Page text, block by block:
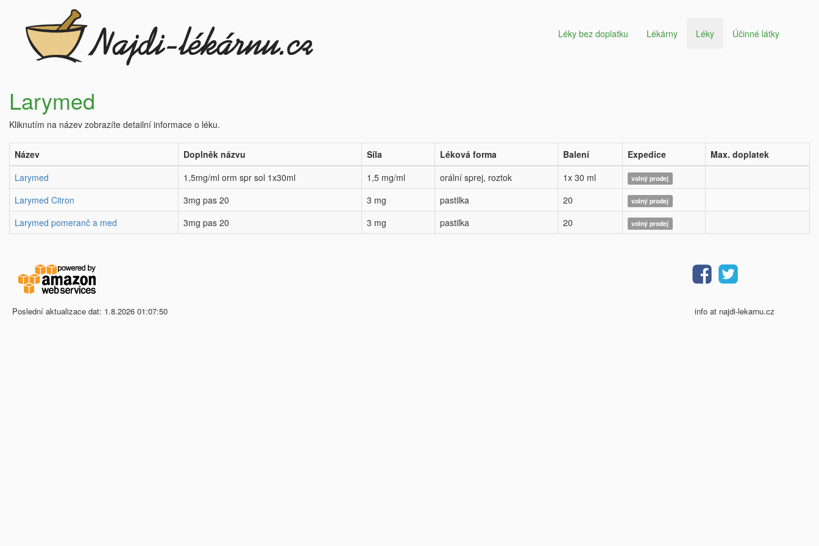
Léky bez doplatku Lékárny Léky Účinné látky
Larymed
Kliknutím na název zobrazíte detailní informace o léku.
Název Doplněk názvu Síla Léková forma Balení Expedice
Max. doplatek
Larymed
1,5mg/ml orm spr sol 1x30ml 1,5 mg/ml orální sprej, roztok 1x 30 ml volný prodej
Larymed Citron 3mg pas 20 3 mg pastilka 20 volný prodej
Larymed pomeranč a med 3mg pas 20 3 mg pastilka 20 volný prodej
Poslední aktualizace dat: 1.8.2026 01:07:50 info at najdi-lekarnu.cz